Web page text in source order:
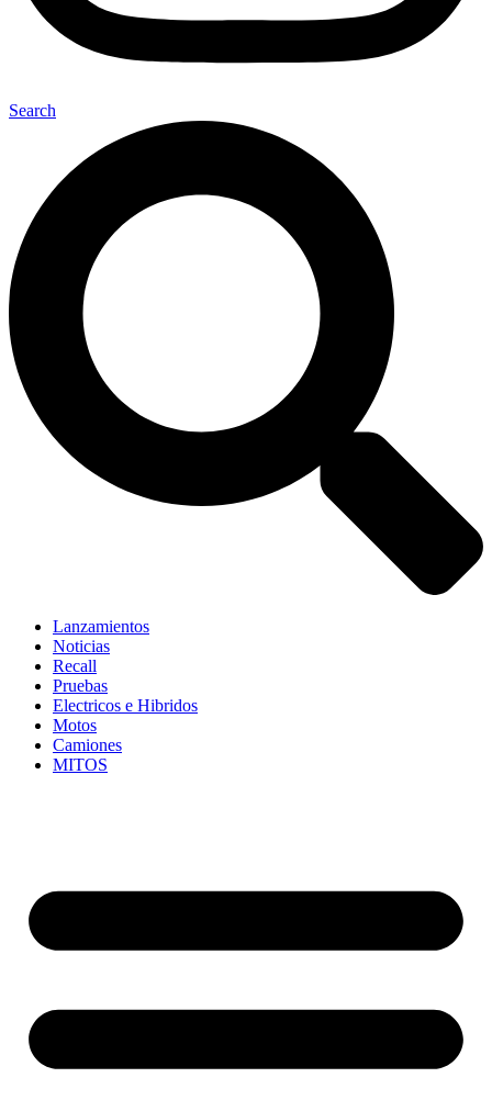
Search
Lanzamientos
Noticias
Recall
Pruebas
Electricos e Hibridos
Motos
Camiones
MITOS